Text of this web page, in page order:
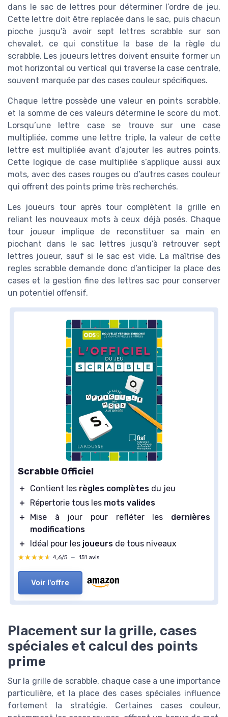
dans le sac de lettres pour déterminer l’ordre de jeu.
Cette lettre doit être replacée dans le sac, puis chacun
pioche jusqu’à avoir sept lettres scrabble sur son
chevalet, ce qui constitue la base de la règle du
scrabble. Les joueurs lettres doivent ensuite former un
mot horizontal ou vertical qui traverse la case centrale,
souvent marquée par des cases couleur spécifiques.
Chaque lettre possède une valeur en points scrabble,
et la somme de ces valeurs détermine le score du mot.
Lorsqu’une lettre case se trouve sur une case
multipliée, comme une lettre triple, la valeur de cette
lettre est multipliée avant d’ajouter les autres points.
Cette logique de case multipliée s’applique aussi aux
mots, avec des cases rouges ou d’autres cases couleur
qui offrent des points prime très recherchés.
Les joueurs tour après tour complètent la grille en
reliant les nouveaux mots à ceux déjà posés. Chaque
tour joueur implique de reconstituer sa main en
piochant dans le sac lettres jusqu’à retrouver sept
lettres joueur, sauf si le sac est vide. La maîtrise des
regles scrabble demande donc d’anticiper la place des
cases et la gestion fine des lettres sac pour conserver
un potentiel offensif.
Scrabble Officiel
＋ Contient les règles complètes du jeu
＋
Répertorie tous les mots valides
＋
Mise à jour pour refléter les dernières
modifications
＋
Idéal pour les joueurs de tous niveaux
★★★★★
★★★★★ 4,6/5 — 151 avis
Voir l'offre
Placement sur la grille, cases
spéciales et calcul des points
prime
Sur la grille de scrabble, chaque case a une importance
particulière, et la place des cases spéciales influence
fortement la stratégie. Certaines cases couleur,